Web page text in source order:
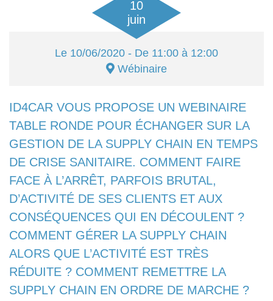
10
juin
Le 10/06/2020 - De 11:00 à 12:00
Wébinaire
ID4CAR VOUS PROPOSE UN WEBINAIRE
TABLE RONDE POUR ÉCHANGER SUR LA
GESTION DE LA SUPPLY CHAIN EN TEMPS
DE CRISE SANITAIRE. COMMENT FAIRE
FACE À L’ARRÊT, PARFOIS BRUTAL,
D’ACTIVITÉ DE SES CLIENTS ET AUX
CONSÉQUENCES QUI EN DÉCOULENT ?
COMMENT GÉRER LA SUPPLY CHAIN
ALORS QUE L’ACTIVITÉ EST TRÈS
RÉDUITE ? COMMENT REMETTRE LA
SUPPLY CHAIN EN ORDRE DE MARCHE ?